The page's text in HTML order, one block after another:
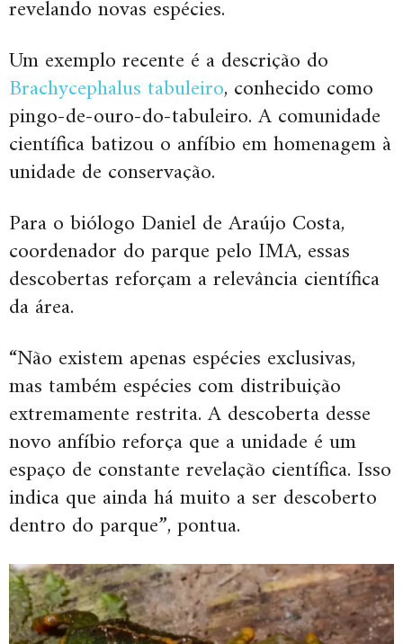
revelando novas espécies.
Um exemplo recente é a descrição do
Brachycephalus tabuleiro, conhecido como
pingo-de-ouro-do-tabuleiro. A comunidade
científica batizou o anfíbio em homenagem à
unidade de conservação.
Para o biólogo Daniel de Araújo Costa,
coordenador do parque pelo IMA, essas
descobertas reforçam a relevância científica
da área.
“Não existem apenas espécies exclusivas,
mas também espécies com distribuição
extremamente restrita. A descoberta desse
novo anfíbio reforça que a unidade é um
espaço de constante revelação científica. Isso
indica que ainda há muito a ser descoberto
dentro do parque”, pontua.